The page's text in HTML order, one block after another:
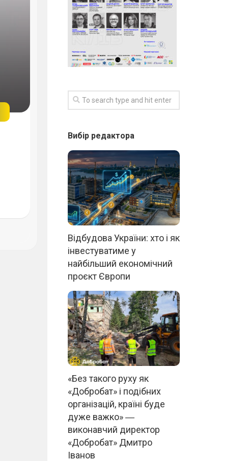
Вибір редактора
Відбудова України: хто і як
інвестуватиме у
найбільший економічний
проєкт Європи
«Без такого руху як
«Добробат» і подібних
організацій, країні буде
дуже важко» ―
виконавчий директор
«Добробат» Дмитро
Іванов